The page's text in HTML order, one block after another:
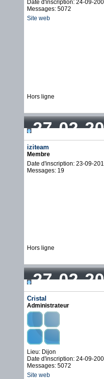
Date d'inscription: 24-09-
Messages: 5072
Site web
Hors ligne
27-02-
iziteam
Membre
Date d'inscription: 23-09-
Messages: 19
Hors ligne
27-02-
Cristal
Administrateur
Lieu: Dijon
Date d'inscription: 24-09-
Messages: 5072
Site web